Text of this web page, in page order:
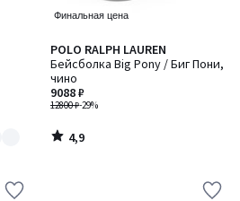
Финальная цена
POLO RALPH LAUREN
Бейсболка Big Pony / Биг Пони,
чино
12800 ₽-29%
9088 ₽
4,9
/ 5
4,9
/